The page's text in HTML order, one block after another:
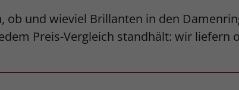
ob und wieviel Brillanten in den
Preis-Vergleich standhält: wir liefern